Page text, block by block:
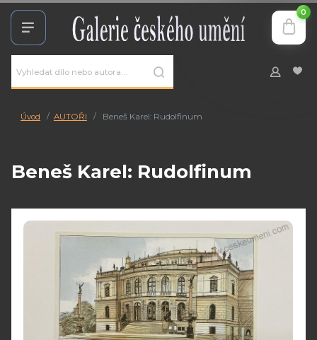
0
Úvod AUTOŘI Beneš Karel: Rudolfinum
Beneš Karel: Rudolfinum